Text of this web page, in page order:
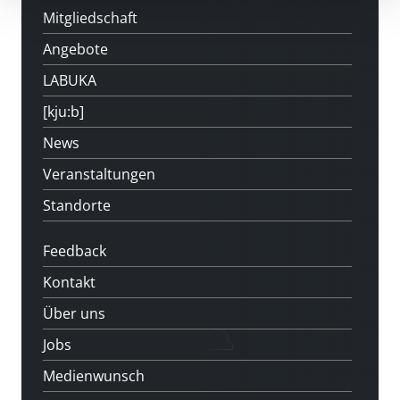
Mitgliedschaft
Angebote
LABUKA
[kju:b]
News
Veranstaltungen
Standorte
Feedback
Kontakt
Über uns
Jobs
Medienwunsch